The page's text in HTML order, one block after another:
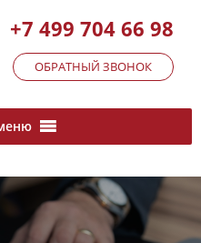
+7 499 704 66 98
ОБРАТНЫЙ ЗВОНОК